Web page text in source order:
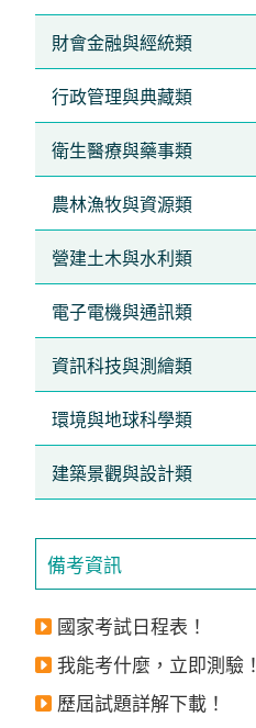
財會金融與經統類
行政管理與典藏類
衛生醫療與藥事類
農林漁牧與資源類
營建土木與水利類
電子電機與通訊類
資訊科技與測繪類
環境與地球科學類
建築景觀與設計類
備考資訊
國家考試日程表！
我能考什麼，立即測驗！
歷屆試題詳解下載！
LINE
方
人
，
再
得
500
扣！